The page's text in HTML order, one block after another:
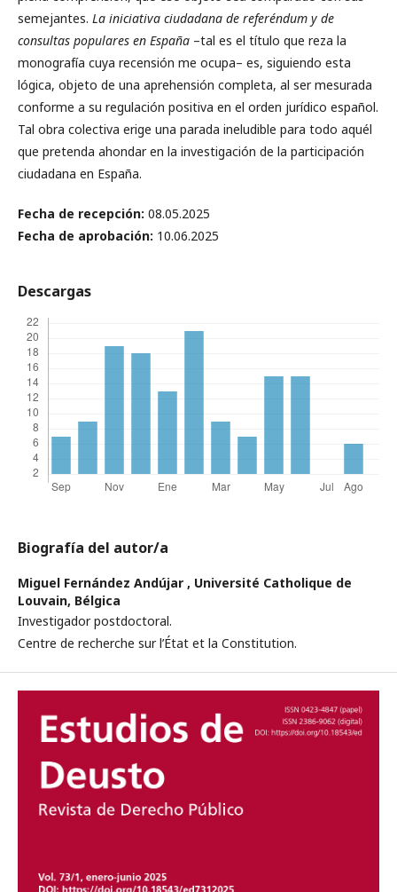
semejantes. La iniciativa ciudadana de referéndum y de
consultas populares en España –tal es el título que reza la
monografía cuya recensión me ocupa– es, siguiendo esta
lógica, objeto de una aprehensión completa, al ser mesurada
conforme a su regulación positiva en el orden jurídico español.
Tal obra colectiva erige una parada ineludible para todo aquél
que pretenda ahondar en la investigación de la participación
ciudadana en España.
Fecha de recepción: 08.05.2025
Fecha de aprobación: 10.06.2025
Descargas
Biografía del autor/a
Miguel Fernández Andújar , Université Catholique de
Louvain, Bélgica
Investigador postdoctoral.
Centre de recherche sur l’État et la Constitution.